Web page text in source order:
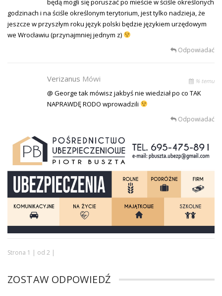
będą mogli się poruszać po mieście w ściśle określonych
godzinach i na ściśle określonym terytorium, jest tylko nadzieja, że
jeszcze w przyszłym roku język polski będzie językiem urzędowym
we Wrocławiu (przynajmniej jednym z)
Odpowiadać
Verizanus Mówi % temu
@ George tak mówisz jakbyś nie wiedział po co TAK
NAPRAWDĘ RODO wprowadzili
Odpowiadać
Strona 1 | od 2 |
ZOSTAW ODPOWIEDŹ